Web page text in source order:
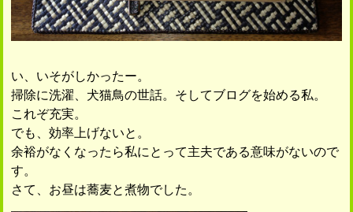
い、いそがしかったー。
掃除に洗濯、犬猫鳥の世話。そしてブログを始める私。
これぞ充実。
でも、効率上げないと。
余裕がなくなったら私にとって主夫である意味がないので
す。
さて、お昼は蕎麦と煮物でした。